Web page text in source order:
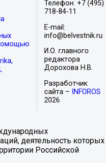
Телефон: +7 (495)
718-84-11
E-mail:
info@belvestnik.ru
И.О. главного
редактора
Дорохова Н.В.
Разработчик
сайта –
INFOROS
2026
деятельность которых
Российской